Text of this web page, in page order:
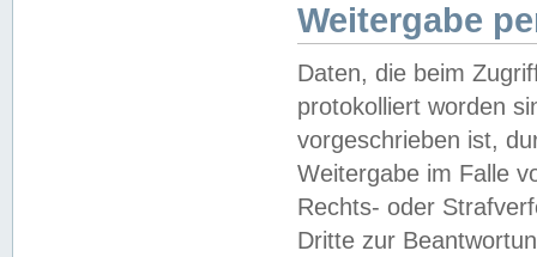
Weitergabe
Daten, die beim
protokolliert worden
vorgeschrieben ist,
Weitergabe im Falle
Rechts- oder
Dritte zur